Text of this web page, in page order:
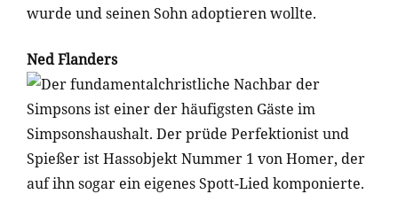
wurde und seinen Sohn adoptieren wollte.
Ned Flanders
Der fundamentalchristliche Nachbar der
Simpsons ist einer der häufigsten Gäste im
Simpsonshaushalt. Der prüde Perfektionist und
Spießer ist Hassobjekt Nummer 1 von Homer, der
auf ihn sogar ein eigenes Spott-Lied komponierte.